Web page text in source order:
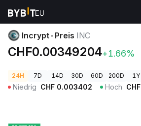
Krypto-Preise
Incrypt-Preis INC
CHF0.00349204+1.66%
24H 7D 14D 30D 60D 200D 1Y
Niedrig CHF 0.003402 Hoch CHF